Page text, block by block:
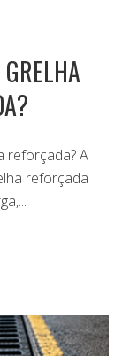
reforçada? A
reforçada